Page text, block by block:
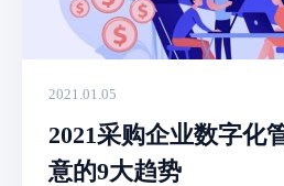
2021.01.05
2021采购企业数字化
意的9大趋势